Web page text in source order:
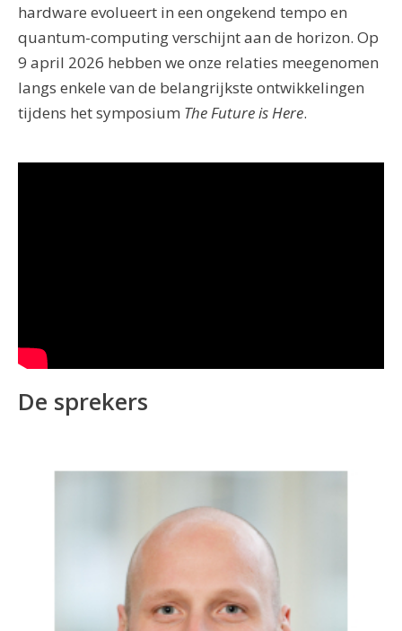
hardware evolueert in een ongekend tempo en
quantum-computing verschijnt aan de horizon. Op
9 april 2026 hebben we onze relaties meegenomen
langs enkele van de belangrijkste ontwikkelingen
tijdens het symposium The Future is Here.
De sprekers